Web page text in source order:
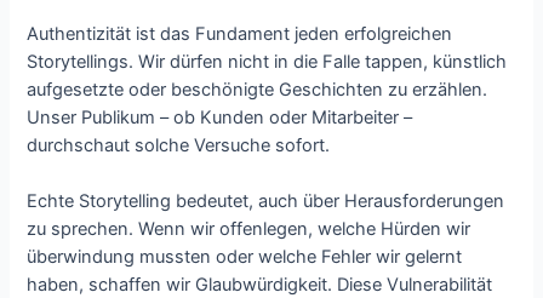
Authentizität ist das Fundament jeden erfolgreichen
Storytellings. Wir dürfen nicht in die Falle tappen, künstlich
aufgesetzte oder beschönigte Geschichten zu erzählen.
Unser Publikum – ob Kunden oder Mitarbeiter –
durchschaut solche Versuche sofort.
Echte Storytelling bedeutet, auch über Herausforderungen
zu sprechen. Wenn wir offenlegen, welche Hürden wir
überwindung mussten oder welche Fehler wir gelernt
haben, schaffen wir Glaubwürdigkeit. Diese Vulnerabilität